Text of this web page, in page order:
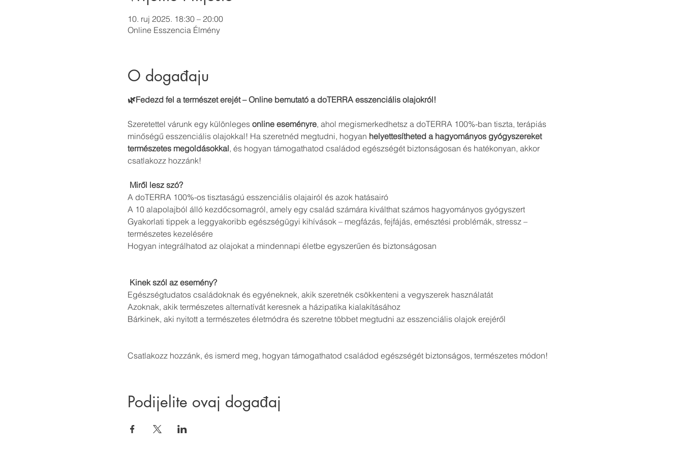
10. ruj 2025. 18:30 – 20:00
Online Esszencia Élmény
O događaju
🌿Fedezd fel a természet erejét – Online bemutató a doTERRA esszenciális olajokról!
Szeretettel várunk egy különleges online eseményre, ahol megismerkedhetsz a doTERRA 100%-ban tiszta, terápiás
minőségű esszenciális olajokkal! Ha szeretnéd megtudni, hogyan helyettesítheted a hagyományos gyógyszereket
természetes megoldásokkal, és hogyan támogathatod családod egészségét biztonságosan és hatékonyan, akkor
csatlakozz hozzánk!
Miről lesz szó?
A doTERRA 100%-os tisztaságú esszenciális olajairól és azok hatásairó
A 10 alapolajból álló kezdőcsomagról, amely egy család számára kiválthat számos hagyományos gyógyszert
Gyakorlati tippek a leggyakoribb egészségügyi kihívások – megfázás, fejfájás, emésztési problémák, stressz –
természetes kezelésére
Hogyan integrálhatod az olajokat a mindennapi életbe egyszerűen és biztonságosan
Kinek szól az esemény?
Egészségtudatos családoknak és egyéneknek, akik szeretnék csökkenteni a vegyszerek használatát
Azoknak, akik természetes alternatívát keresnek a házipatika kialakításához
Bárkinek, aki nyitott a természetes életmódra és szeretne többet megtudni az esszenciális olajok erejéről
Csatlakozz hozzánk, és ismerd meg, hogyan támogathatod családod egészségét biztonságos, természetes módon!
Podijelite ovaj događaj